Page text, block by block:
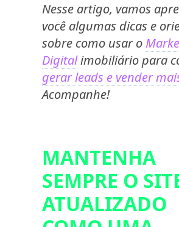
Nesse artigo, vamos
você algumas dicas e
sobre como usar o
Digitalimobiliário para
gerar leads e vender
Acompanhe!
MANTENHA
SEMPRE O
ATUALIZADO